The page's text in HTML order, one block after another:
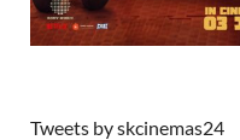
Tweets by skcinemas24